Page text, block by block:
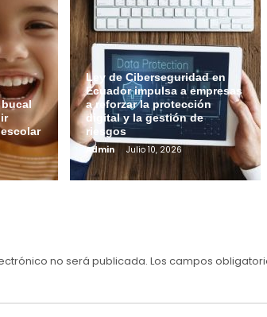
Ley de Ciberseguridad en
Ecuador impulsa a empresas
a reforzar la protección
digital y la gestión de
riesgos
Admin Julio 10, 2026
no será publicada. Los campos